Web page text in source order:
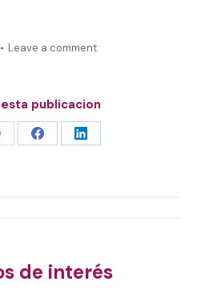
Leave a comment
publicacion
Share Share
de interés